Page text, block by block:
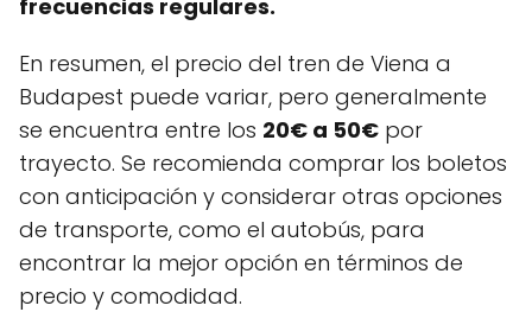
frecuencias regulares.
En resumen, el precio del tren de Viena a
Budapest puede variar, pero generalmente
se encuentra entre los 20€ a 50€ por
trayecto. Se recomienda comprar los boletos
con anticipación y considerar otras opciones
de transporte, como el autobús, para
encontrar la mejor opción en términos de
precio y comodidad.